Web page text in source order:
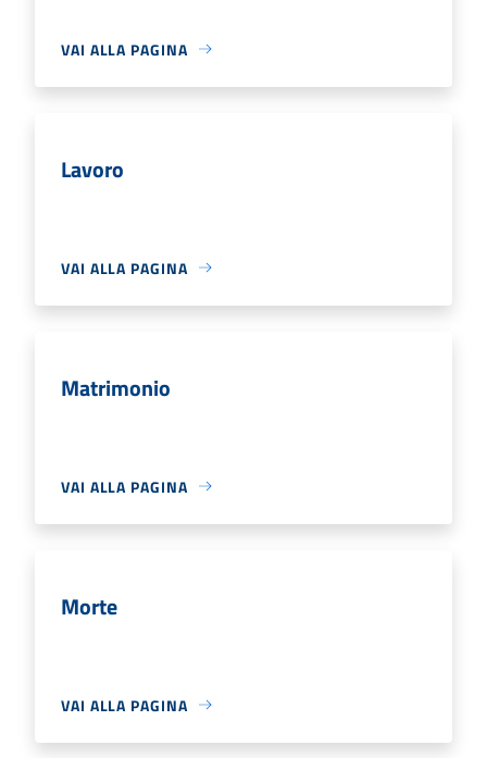
VAI ALLA PAGINA
Lavoro
VAI ALLA PAGINA
Matrimonio
VAI ALLA PAGINA
Morte
VAI ALLA PAGINA